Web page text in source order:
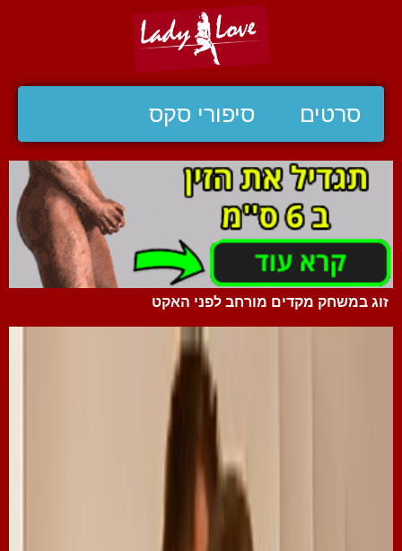
סרטים סיפורי סקס
זוג במשחק מקדים מורחב לפני האקט